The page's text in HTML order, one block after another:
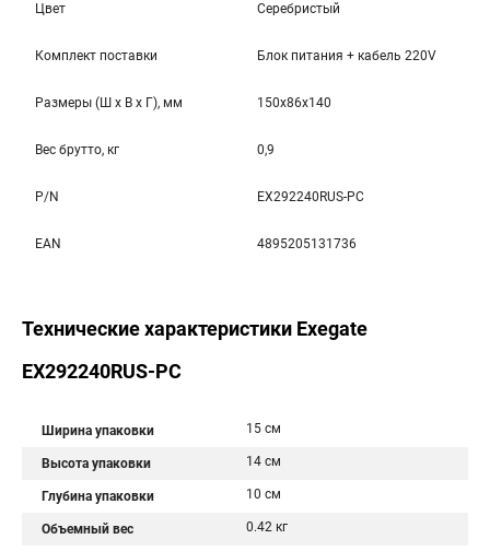
Цвет Серебристый
Комплект поставки Блок питания + кабель 220V
Размеры (Ш x В x Г), мм 150x86x140
Вес брутто, кг 0,9
P/N EX292240RUS-PC
EAN 4895205131736
Технические характеристики Exegate
EX292240RUS-PC
Ширина упаковки 15 см
Высота упаковки 14 см
Глубина упаковки 10 см
Объемный вес 0.42 кг